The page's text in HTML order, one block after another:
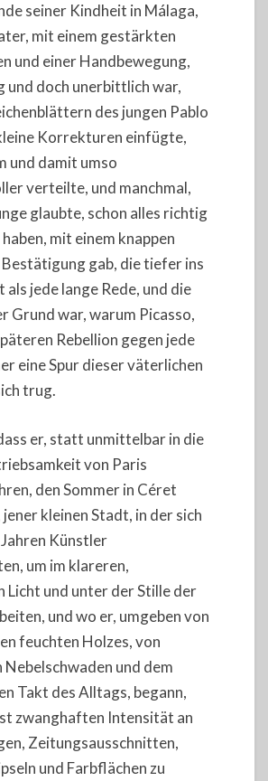
seiner Kindheit in Málaga,
mit einem gestärkten
und einer Handbewegung,
und doch unerbittlich war,
des jungen Pablo
Korrekturen einfügte,
und damit umso
verteilte, und manchmal,
glaubte, schon alles richtig
mit einem knappen
Bestätigung gab, die tiefer ins
als jede lange Rede, und die
Grund war, warum Picasso,
Rebellion gegen jede
eine Spur dieser väterlichen
trug.
er, statt unmittelbar in die
von Paris
den Sommer in Céret
kleinen Stadt, in der sich
Künstler
um im klareren,
Licht und unter der Stille der
und wo er, umgeben von
feuchten Holzes, von
Nebelschwaden und dem
Takt des Alltags, begann,
zwanghaften Intensität an
Zeitungsausschnitten,
und Farbflächen zu